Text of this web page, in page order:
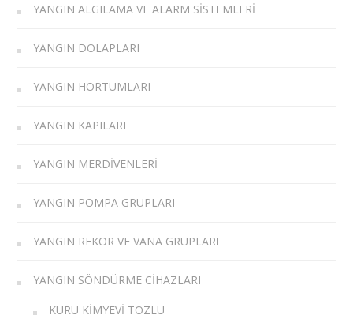
YANGIN ALGILAMA VE ALARM SISTEMLERI
YANGIN DOLAPLARI
YANGIN HORTUMLARI
YANGIN KAPILARI
YANGIN MERDIVENLERI
YANGIN POMPA GRUPLARI
YANGIN REKOR VE VANA GRUPLARI
YANGIN SÖNDÜRME CIHAZLARI
KURU KIMYEVI TOZLU